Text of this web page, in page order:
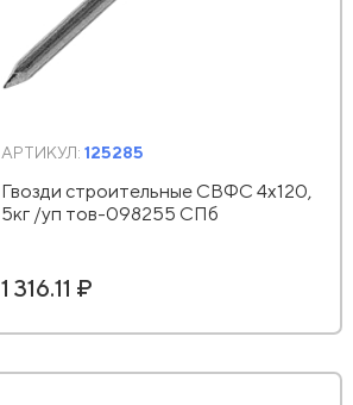
АРТИКУЛ: 125285
Гвозди строительные СВФС 4х120,
5кг /уп тов-098255 СПб
1 316.11 ₽